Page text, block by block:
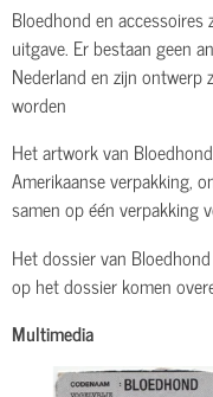
Bloedhond en
uitgave. Er bestaan geen
Nederland en zijn ontwerp
worden
Het artwork van
Amerikaanse verpakking,
samen op één verpakking
Het dossier van
op het dossier komen
Multimedia